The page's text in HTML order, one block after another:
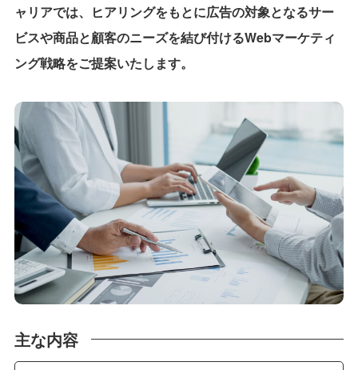
ャリアでは、ヒアリングをもとに広告の対象となるサー
ビスや商品と顧客のニーズを結び付けるWebマーケティ
ング戦略をご提案いたします。
主な内容